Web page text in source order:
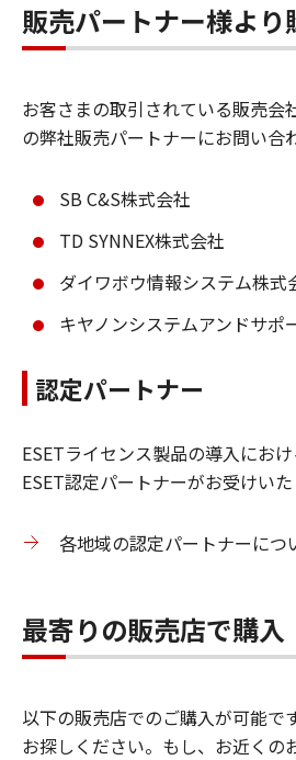
販売パートナー様より
お客さまの取引されている販売会
の弊社販売パートナーにお問い合
SB C&S株式会社
TD SYNNEX株式会社
ダイワボウ情報システム株式
キヤノンシステムアンドサポ
認定パートナー
ESETライセンス製品の導入におけ
ESET認定パートナーがお受けいた
各地域の認定パートナーにつ
最寄りの販売店で購入
以下の販売店でのご購入が可能で
お探しください。もし、お近くの